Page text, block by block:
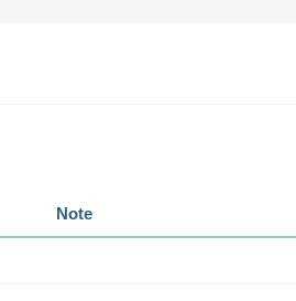
Note